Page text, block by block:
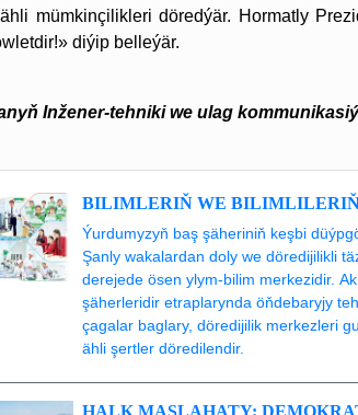
mümkinçilikleri döredýär. Hormatly
diýip belleýär.
Inžener-tehniki we ulag
BILIMLERIŇ WE
Ýurdumyzyň baş şäheriniň keşbi
Şanly wakalardan doly we döredijilikli
derejede ösen ylym-bilim merkezidir.
şäherleridir etraplarynda öňdebaryjy
çagalar baglary, döredijilik merkezleri
ähli şertler döredilendir.
HALK MASLAHATY: